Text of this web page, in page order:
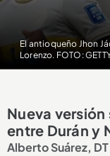
El antioqueño Jhon
Lorenzo. FOTO:
Nueva
entre Durán y
Alberto Suárez,